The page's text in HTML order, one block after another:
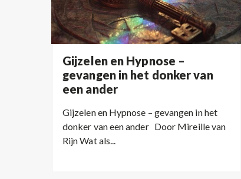
Gijzelen en Hypnose –
gevangen in het donker van
een ander
Gijzelen en Hypnose – gevangen in het
donker van een ander Door Mireille van
Rijn Wat als...